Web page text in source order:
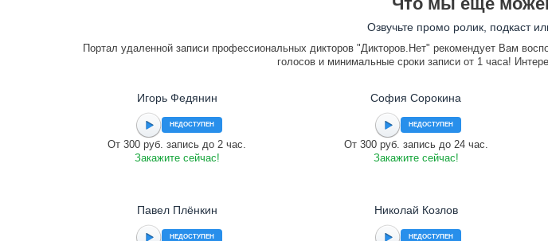
Озвучьте промо ролик, подкаст
Портал удаленной записи профессиональных дикторов "Дикторов.Нет" рекомендует Вам
голосов и минимальные сроки записи от 1 часа!
Игорь Федянин
НЕДОСТУПЕН
От 300 руб. запись до 2 час.
Закажите сейчас!
София Сорокина
НЕДОСТУПЕН
От 300 руб. запись до 24 час.
Закажите сейчас!
Павел Плёнкин
НЕДОСТУПЕН
Николай Козлов
НЕДОСТУПЕН